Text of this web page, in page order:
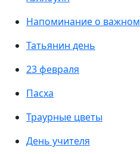
Напоминание о важном
Татьянин день
23 февраля
Пасха
Траурные цветы
День учителя